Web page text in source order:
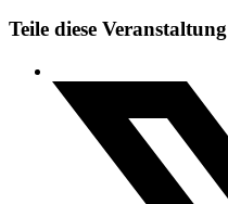
Teile diese Veranstaltung